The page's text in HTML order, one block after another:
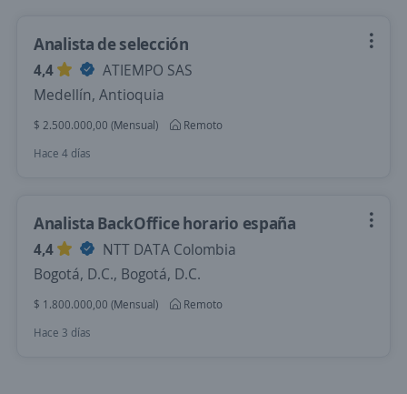
Analista de selección
4,4
ATIEMPO SAS
Medellín, Antioquia
$ 2.500.000,00 (Mensual)
Remoto
Hace 4 días
Analista BackOffice horario españa
4,4
NTT DATA Colombia
Bogotá, D.C., Bogotá, D.C.
$ 1.800.000,00 (Mensual)
Remoto
Hace 3 días